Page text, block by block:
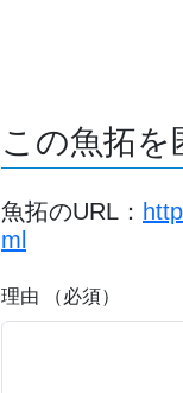
この魚拓を
魚拓のURL：
ml
理由 （必須）